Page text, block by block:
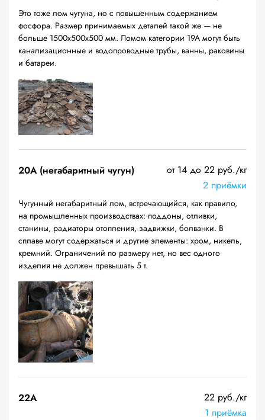
Это тоже лом чугуна, но с повышенным содержанием
фосфора. Размер принимаемых деталей такой же — не
больше 1500х500х500 мм. Ломом категории 19А могут быть
канализационные и водопроводные трубы, ванны, раковины
и батареи.
20A (негабаритный чугун)
от 14 до 22 руб./кг
2 приёмки
Чугунный негабаритный лом, встречающийся, как правило,
на промышленных производствах: поддоны, отливки,
станины, радиаторы отопления, задвижки, болванки. В
сплаве могут содержаться и другие элементы: хром, никель,
кремний. Ограничений по размеру нет, но вес одного
изделия не должен превышать 5 т.
22A
22 руб./кг
1 приёмка